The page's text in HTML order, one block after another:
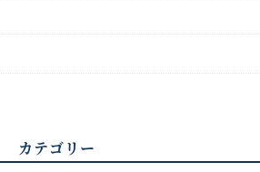
カテゴリー